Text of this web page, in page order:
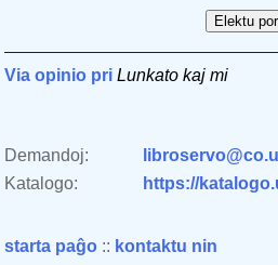
Via opinio pri Lunkato kaj mi
Demandoj:
Katalogo:
https://
starta paĝo :: kontaktu nin